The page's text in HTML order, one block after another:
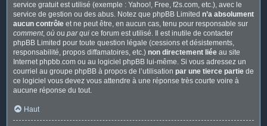
service gratuit est utilisé (exemple : Yahoo!, Free, f2s.com, etc.), avec le
service de gestion ou des abus. Notez que phpBB Limited n’a absolument
aucun contrôle et ne peut être, en aucun cas, tenu pour responsable sur
comment, où ou par qui ce forum est utilisé. Il est inutile de contacter
phpBB Limited pour toute question légale (cessions et désistements,
responsabilité, propos diffamatoires, etc.) non directement liée au site
Internet phpbb.com ou au logiciel phpBB lui-même. Si vous adressez un
courriel au groupe phpBB à propos de l’utilisation par une tierce partie de
ce logiciel vous devez vous attendre à une réponse très courte voire à
aucune réponse du tout.
Haut